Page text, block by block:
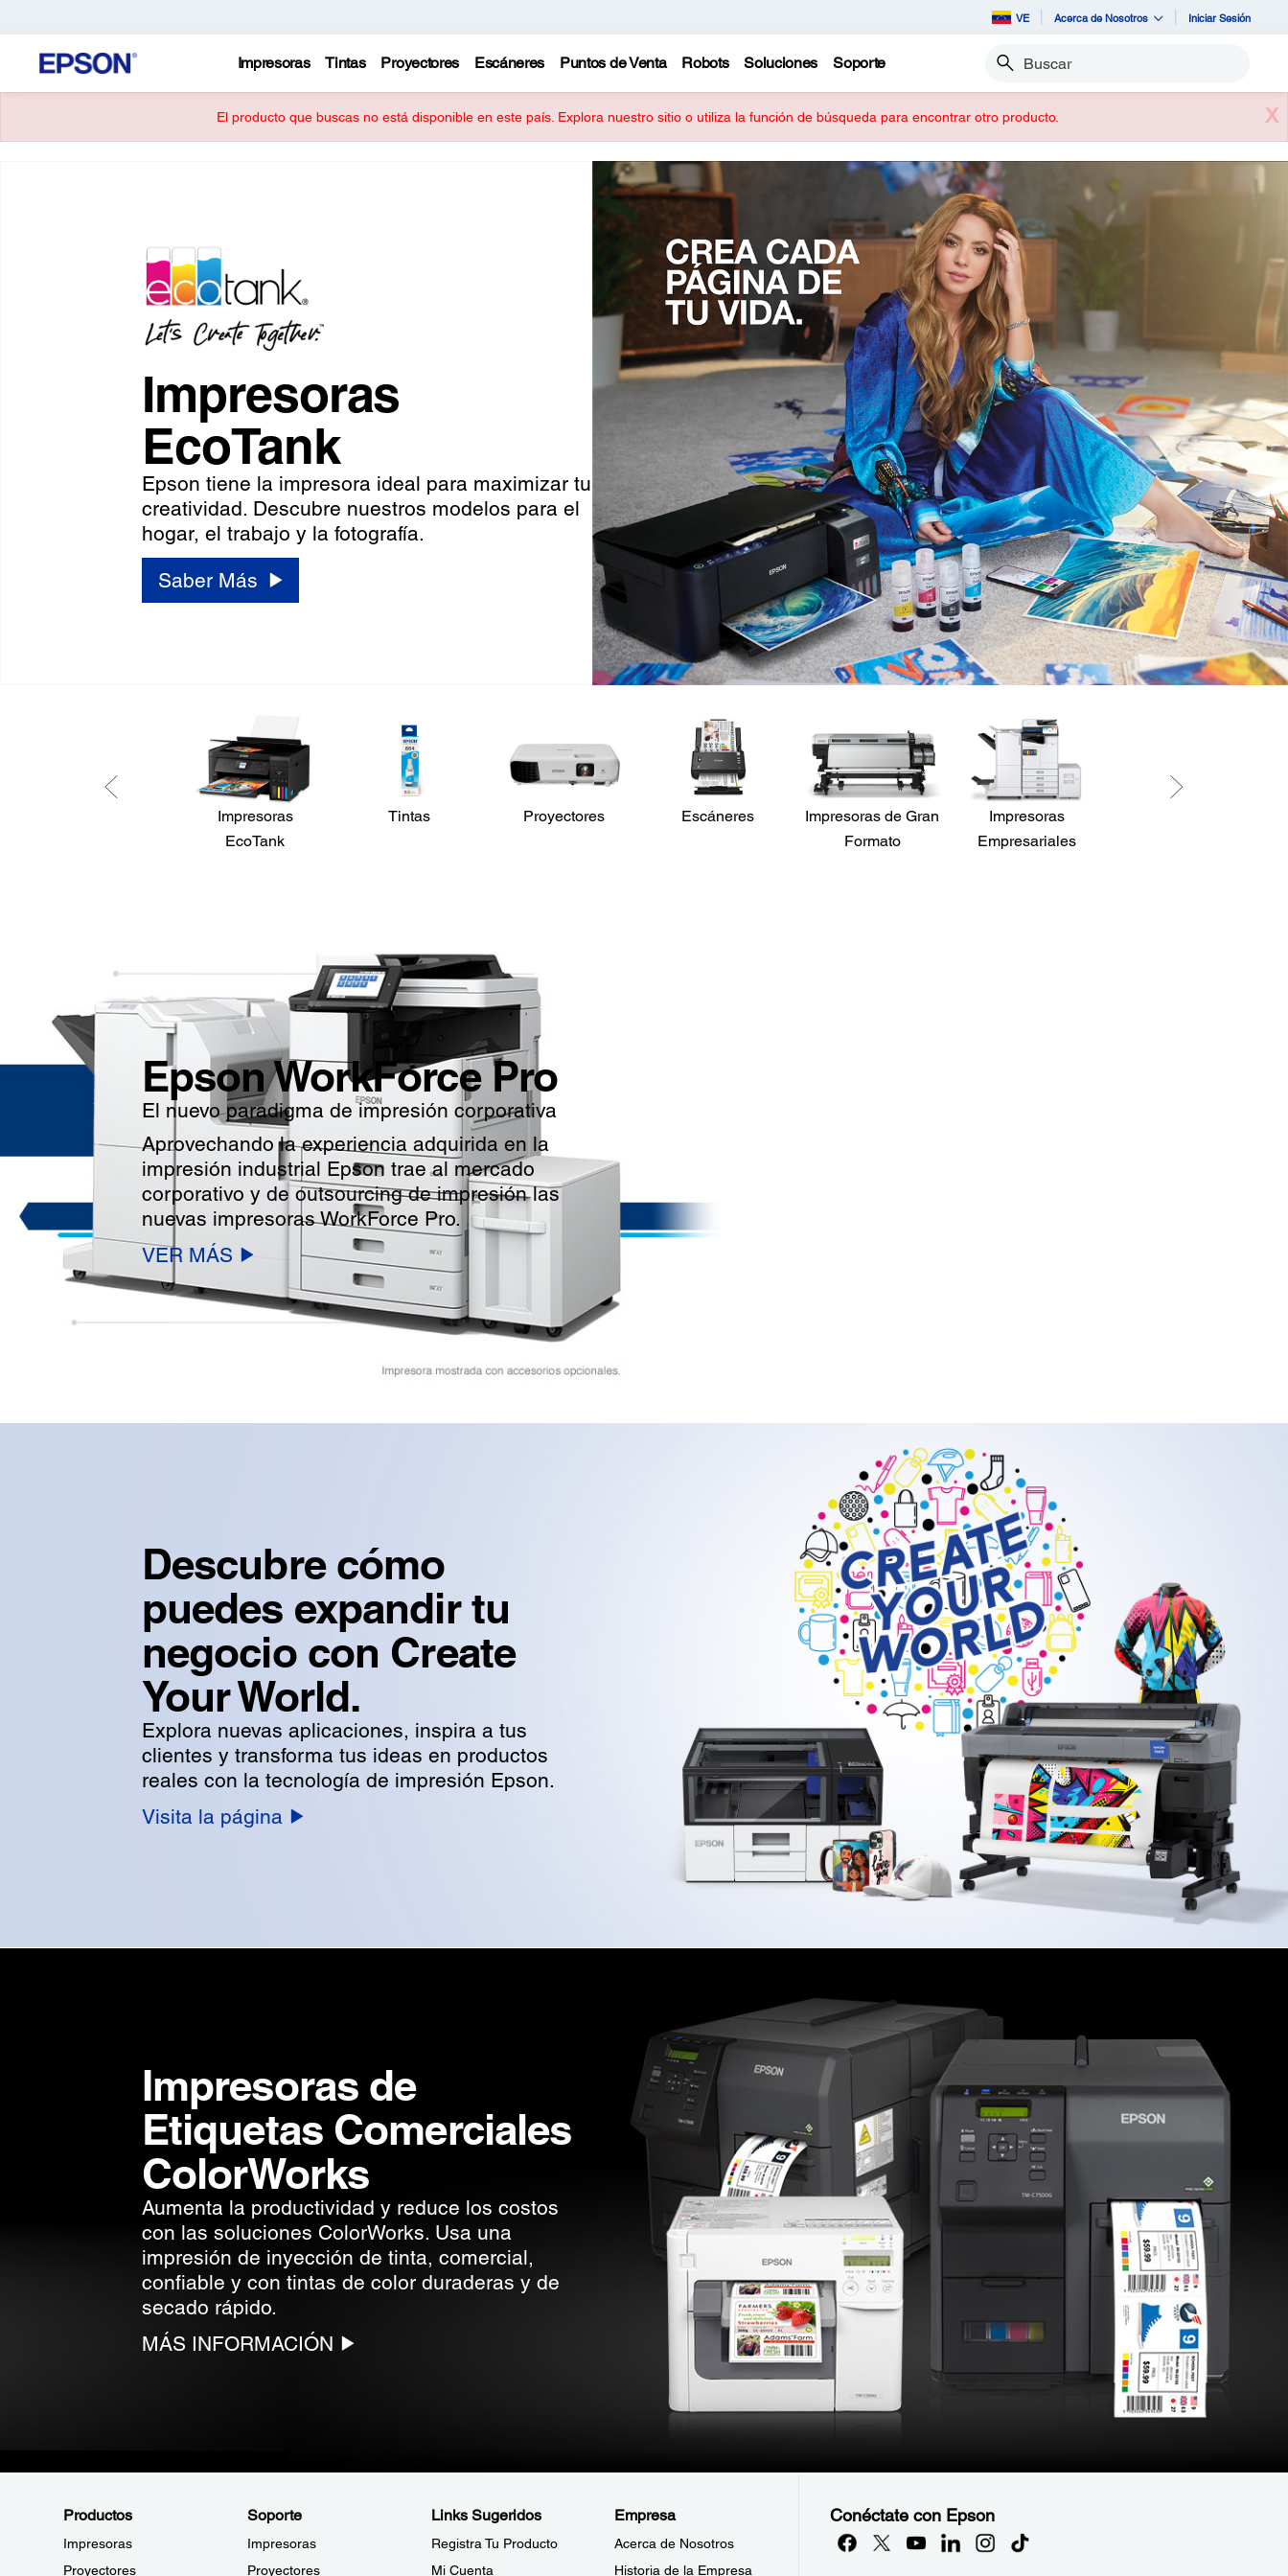
VE Acerca de Nosotros Iniciar Sesión
Impresoras Tintas Proyectores Escáneres Puntos de Venta Robots Soluciones Soporte Buscar
X
El producto que buscas no está disponible en este país. Explora nuestro sitio o utiliza la función de búsqueda para encontrar otro producto.
Impresoras
EcoTank
Epson tiene la impresora ideal para maximizar tu
creatividad. Descubre nuestros modelos para el
hogar, el trabajo y la fotografía.
Saber Más
Impresoras
EcoTank
Tintas Proyectores Escáneres
Impresoras de Gran
Formato
Impresoras
Empresariales
Epson WorkForce Pro
El nuevo paradigma de impresión corporativa
Aprovechando la experiencia adquirida en la
impresión industrial Epson trae al mercado
corporativo y de outsourcing de impresión las
nuevas impresoras WorkForce Pro.
VER MÁS
Descubre cómo
puedes expandir tu
negocio con Create
Your World.
Explora nuevas aplicaciones, inspira a tus
clientes y transforma tus ideas en productos
reales con la tecnología de impresión Epson.
Visita la página
Impresoras de
Etiquetas Comerciales
ColorWorks
Aumenta la productividad y reduce los costos
con las soluciones ColorWorks. Usa una
impresión de inyección de tinta, comercial,
confiable y con tintas de color duraderas y de
secado rápido.
MÁS INFORMACIÓN
Productos
Impresoras
Proyectores
Soporte
Impresoras
Proyectores
Links Sugeridos
Registra Tu Producto
Mi Cuenta
Empresa
Acerca de Nosotros
Historia de la Empresa
Conéctate con Epson